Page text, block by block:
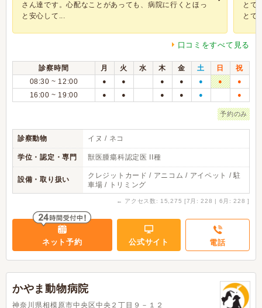
さん達です。心配なことがあっても、病院に行くとほっ
と安心して...
とて
とて
口コミをすべて見る
診察時間 月 火 水 木 金 土 日
祝
08:30 ~ 12:00
● ● ● ● ● ● ●
16:00 ~ 19:00 ● ● ● ● ● ●
予約のみ
診察動物 イヌ / ネコ
学位・認定・専門 獣医腫瘍科認定医 II種
設備・取り扱い
クレジットカード / アニコム / アイペット / 駐
車場 / トリミング
← アクセス数: 15,275 [7月: 228 | 6月: 228 ]
ネット予約 公式サイト 電話
かやま動物病院
神奈川県相模原市中央区中央２丁目９－１２